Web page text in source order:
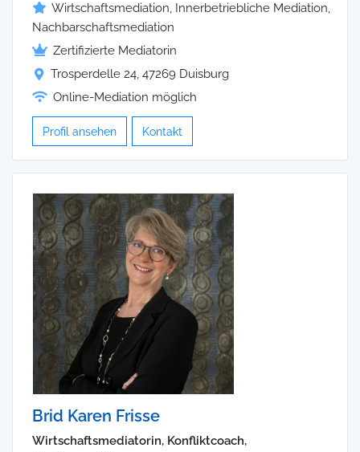
Wirtschaftsmediation, Innerbetriebliche Mediation,
Nachbarschaftsmediation
Zertifizierte Mediatorin
Trosperdelle 24, 47269 Duisburg
Online-Mediation möglich
Profil ansehen Kontakt
Brid Karen Frisse
Wirtschaftsmediatorin, Konfliktcoach,